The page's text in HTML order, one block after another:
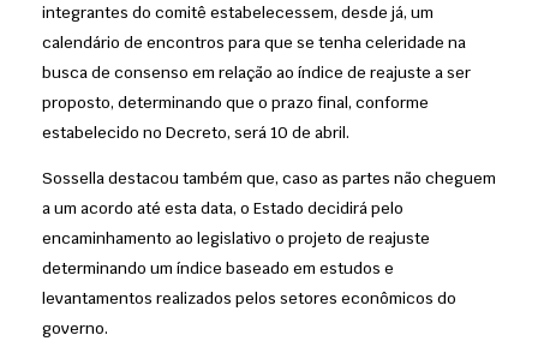
integrantes do comitê estabelecessem, desde já, um
calendário de encontros para que se tenha celeridade na
busca de consenso em relação ao índice de reajuste a ser
proposto, determinando que o prazo final, conforme
estabelecido no Decreto, será 10 de abril.
Sossella destacou também que, caso as partes não cheguem
a um acordo até esta data, o Estado decidirá pelo
encaminhamento ao legislativo o projeto de reajuste
determinando um índice baseado em estudos e
levantamentos realizados pelos setores econômicos do
governo.